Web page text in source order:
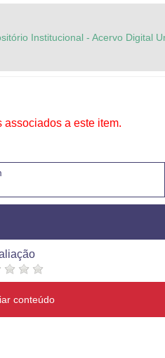
Institucional - Acervo Digital
associados a este item.
conteúdo